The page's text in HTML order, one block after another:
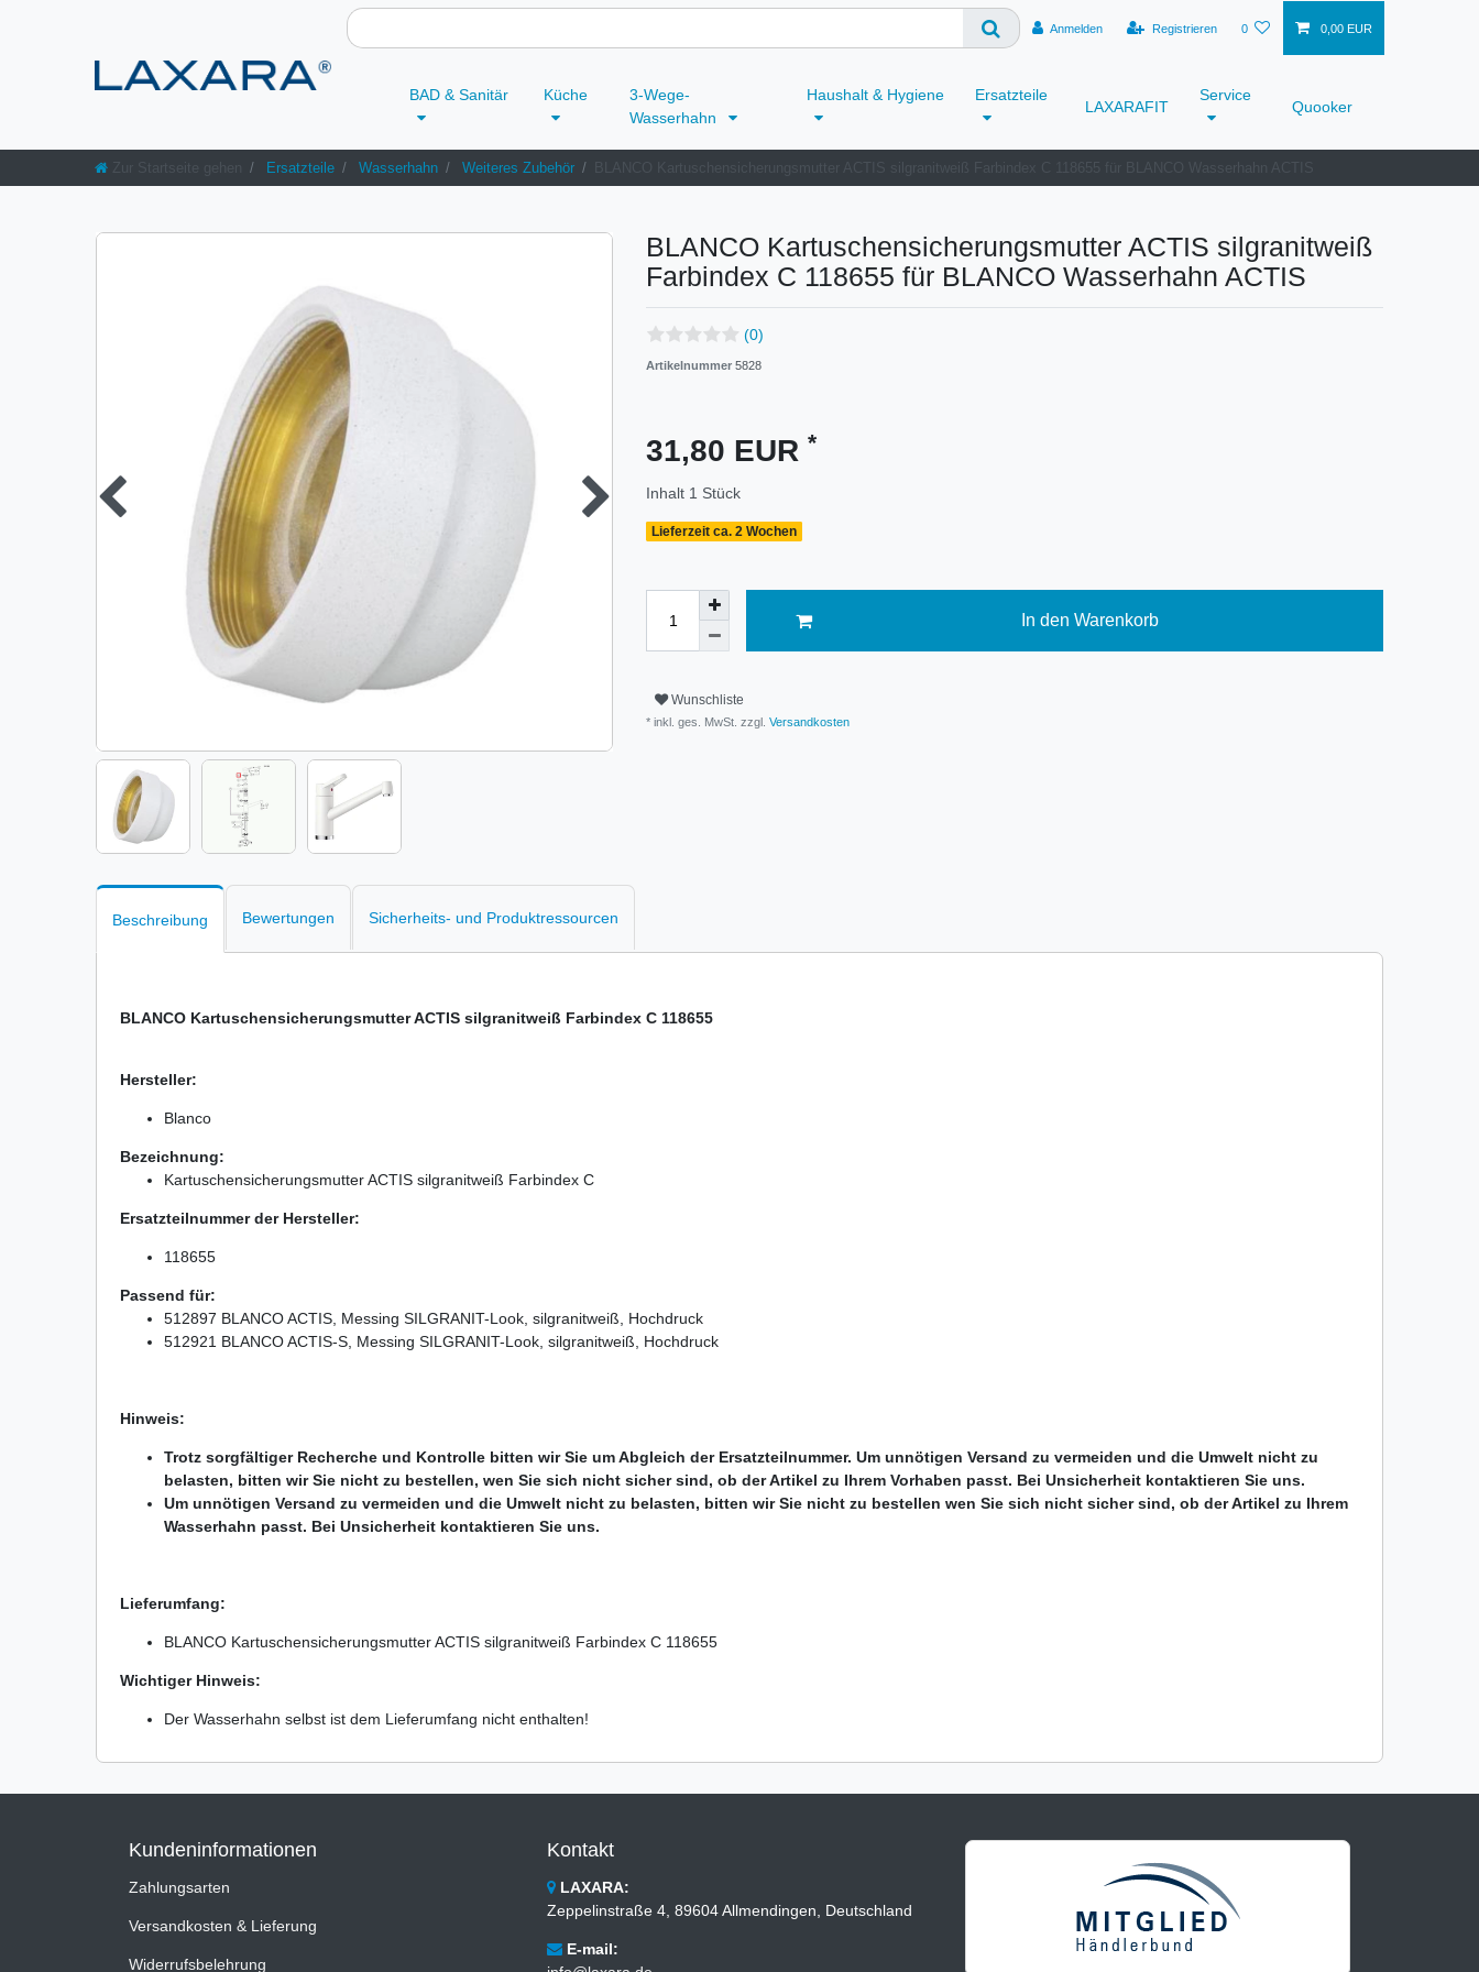
Anmelden Registrieren 0 0,00 EUR
BAD & Sanitär Küche
3-Wege-
Wasserhahn
Haushalt & Hygiene Ersatzteile
LAXARAFIT
Service
Quooker
Ersatzteile Wasserhahn Weiteres Zubehör
BLANCO Kartuschensicherungsmutter ACTIS silgranitweiß
Farbindex C 118655 für BLANCO Wasserhahn ACTIS
(0)
Artikelnummer 5828
31,80 EUR *
Inhalt 1 Stück
Lieferzeit ca. 2 Wochen
In den Warenkorb
Wunschliste
* inkl. ges. MwSt. zzgl. Versandkosten
Beschreibung Bewertungen Sicherheits- und Produktressourcen
BLANCO Kartuschensicherungsmutter ACTIS silgranitweiß Farbindex C 118655
Hersteller:
Blanco
Bezeichnung:
Kartuschensicherungsmutter ACTIS silgranitweiß Farbindex C
Ersatzteilnummer der Hersteller:
118655
Passend für:
512897 BLANCO ACTIS, Messing SILGRANIT-Look, silgranitweiß, Hochdruck
512921 BLANCO ACTIS-S, Messing SILGRANIT-Look, silgranitweiß, Hochdruck
Hinweis:
Trotz sorgfältiger Recherche und Kontrolle bitten wir Sie um Abgleich der Ersatzteilnummer. Um unnötigen Versand zu vermeiden und die Umwelt nicht zu
belasten, bitten wir Sie nicht zu bestellen, wen Sie sich nicht sicher sind, ob der Artikel zu Ihrem Vorhaben passt. Bei Unsicherheit kontaktieren Sie uns.
Um unnötigen Versand zu vermeiden und die Umwelt nicht zu belasten, bitten wir Sie nicht zu bestellen wen Sie sich nicht sicher sind, ob der Artikel zu Ihrem
Wasserhahn passt. Bei Unsicherheit kontaktieren Sie uns.
Lieferumfang:
BLANCO Kartuschensicherungsmutter ACTIS silgranitweiß Farbindex C 118655
Wichtiger Hinweis:
Der Wasserhahn selbst ist dem Lieferumfang nicht enthalten!
Kundeninformationen
Zahlungsarten
Versandkosten & Lieferung
Widerrufsbelehrung
Kontakt
LAXARA:
Zeppelinstraße 4, 89604 Allmendingen, Deutschland
E-mail: